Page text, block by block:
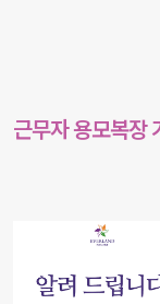
근무자 용모복장